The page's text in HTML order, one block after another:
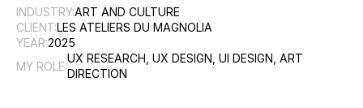
INDUSTRY:ART AND CULTURE
CLIENT:LES ATELIERS DU MAGNOLIA
YEAR:2025
MY ROLE:
UX RESEARCH, UX DESIGN, UI DESIGN, ART
DIRECTION